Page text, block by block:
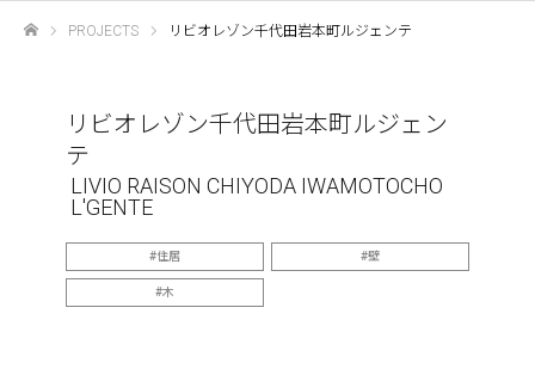
PROJECTS リビオレゾン千代田岩本町ルジェンテ
リビオレゾン千代田岩本町ルジェン
テ
LIVIO RAISON CHIYODA IWAMOTOCHO
L'GENTE
住居 壁
木